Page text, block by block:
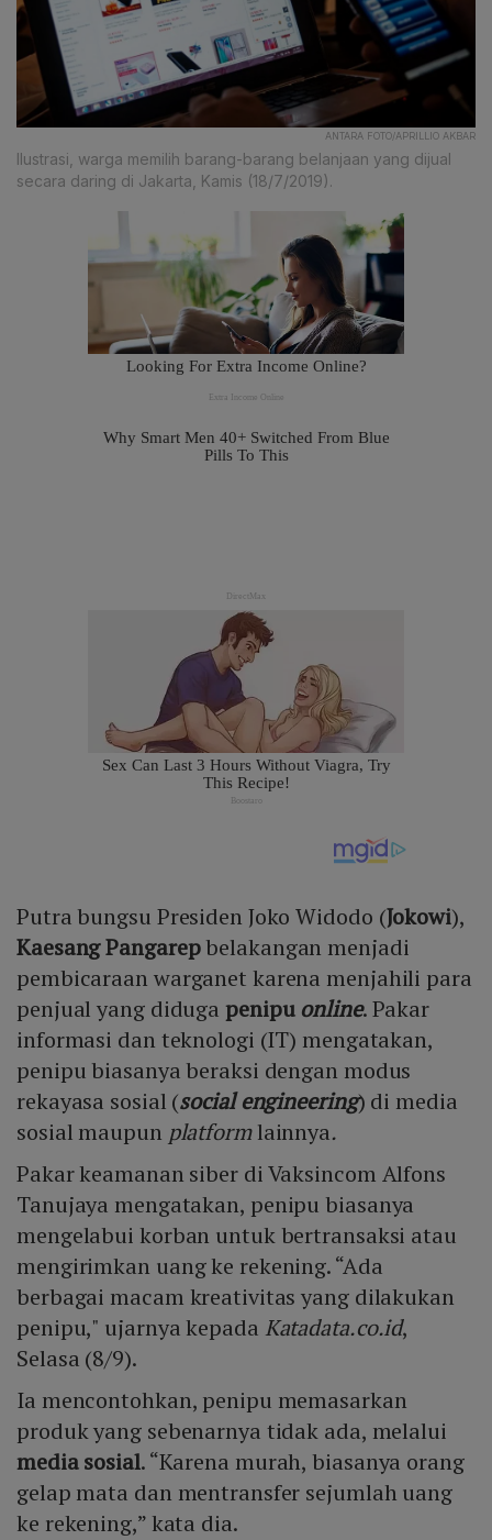
ANTARA FOTO/APRILLIO AKBAR
Ilustrasi, warga memilih barang-barang belanjaan yang dijual
secara daring di Jakarta, Kamis (18/7/2019).
Putra bungsu Presiden Joko Widodo (Jokowi),
Kaesang Pangarepbelakangan menjadi
pembicaraan warganet karena menjahili para
penjual yang diduga penipu online. Pakar
informasi dan teknologi (IT) mengatakan,
penipu biasanya beraksi dengan modus
rekayasa sosial (social engineering) di media
sosial maupun platformlainnya.
Pakar keamanan siber di Vaksincom Alfons
Tanujaya mengatakan, penipu biasanya
mengelabui korban untuk bertransaksi atau
mengirimkan uang ke rekening. “Ada
berbagai macam kreativitas yang dilakukan
penipu," ujarnya kepada Katadata.co.id,
Selasa (8/9).
Ia mencontohkan, penipu memasarkan
produk yang sebenarnya tidak ada, melalui
media sosial. “Karena murah, biasanya orang
gelap mata dan mentransfer sejumlah uang
ke rekening,” kata dia.